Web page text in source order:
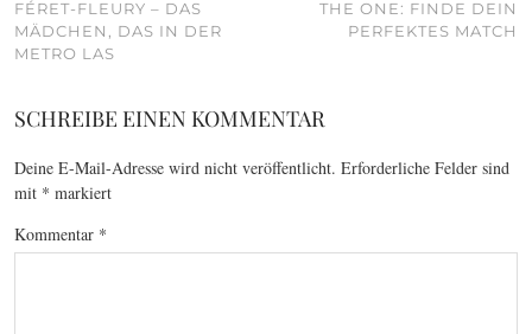
FÉRET-FLEURY – DAS
MÄDCHEN, DAS IN DER
METRO LAS
THE ONE: FINDE DEIN
PERFEKTES MATCH
SCHREIBE EINEN KOMMENTAR
Deine E-Mail-Adresse wird nicht veröffentlicht. Erforderliche Felder sind
mit * markiert
Kommentar *